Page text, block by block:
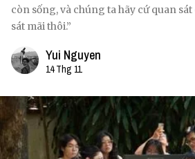
còn sống, và chúng ta hãy cứ quan sát
sát mãi thôi.”
Yui Nguyen
14 Thg 11